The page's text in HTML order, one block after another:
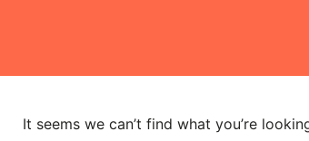
It seems we can’t find what you’re